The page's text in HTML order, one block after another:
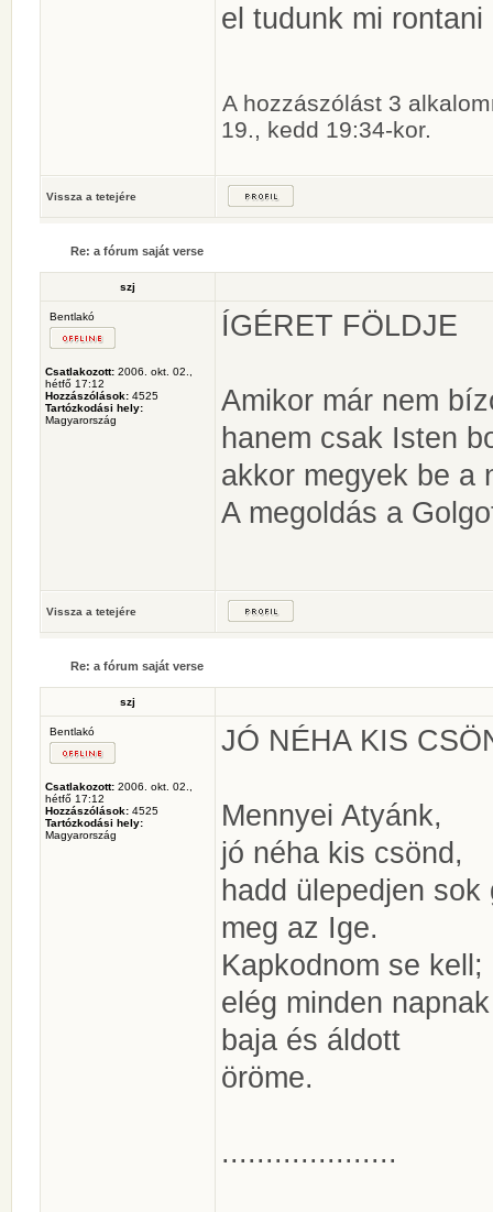
el tudunk mi
A hozzászólást 3
19., kedd 19:34-kor.
Vissza a tetejére
Re: a fórum saját verse
szj
Bentlakó
Csatlakozott: 2006. okt. 02.,
hétfő 17:12
Hozzászólások: 4525
Tartózkodási hely:
Magyarország
ÍGÉRET FÖLDJE
Amikor már nem
hanem csak Isten
akkor megyek be a
A megoldás a
Vissza a tetejére
Re: a fórum saját verse
szj
Bentlakó
Csatlakozott: 2006. okt. 02.,
hétfő 17:12
Hozzászólások: 4525
Tartózkodási hely:
Magyarország
JÓ NÉHA KIS
Mennyei Atyánk,
jó néha kis csönd,
hadd ülepedjen sok
meg az Ige.
Kapkodnom se kell;
elég minden napnak
baja és áldott
öröme.
....................